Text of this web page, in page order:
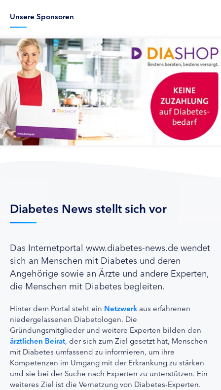
Unsere Sponsoren
Diabetes News stellt sich vor
Das Internetportal www.diabetes-news.de wendet
sich an Menschen mit Diabetes und deren
Angehörige sowie an Ärzte und andere Experten,
die Menschen mit Diabetes begleiten.
Hinter dem Portal steht ein Netzwerk aus erfahrenen
niedergelassenen Diabetologen. Die
Gründungsmitglieder und weitere Experten bilden den
ärztlichen Beirat, der sich zum Ziel gesetzt hat, Menschen
mit Diabetes umfassend zu informieren, um ihre
Kompetenzen im Umgang mit der Erkrankung zu stärken
und sie bei der Suche nach Experten zu unterstützen. Ein
weiteres Ziel ist die Vernetzung von Diabetes-Experten.